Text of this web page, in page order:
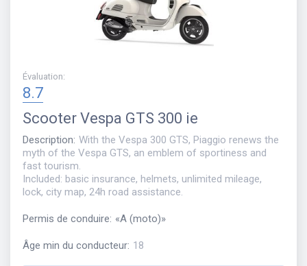
Évaluation:
8.7
Scooter Vespa GTS 300 ie
Description: With the Vespa 300 GTS, Piaggio renews the
myth of the Vespa GTS, an emblem of sportiness and
fast tourism.
Included: basic insurance, helmets, unlimited mileage,
lock, city map, 24h road assistance.
Permis de conduire: «A (moto)»
Âge min du conducteur: 18